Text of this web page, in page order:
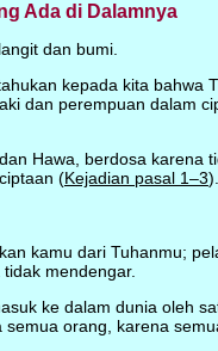
Ada di Dalamnya
dan bumi.
kepada kita bahwa
dan perempuan dalam
Hawa, berdosa karena
(Kejadian pasal 1–3).
kamu dari Tuhanmu;
mendengar.
ke dalam dunia oleh
orang, karena